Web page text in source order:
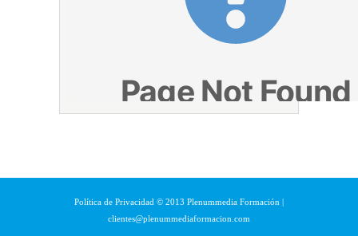
Política de Privacidad © 2013 Plenummedia Formación |
clientes@plenummediaformacion.com